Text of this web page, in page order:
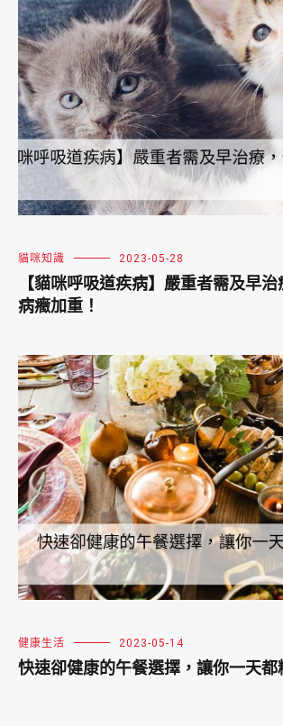
貓咪知識 2023-05-28
【貓咪呼吸道疾病】嚴重者需及早
病癥加重！
健康生活 2023-05-14
快速卻健康的午餐選擇，讓你一天